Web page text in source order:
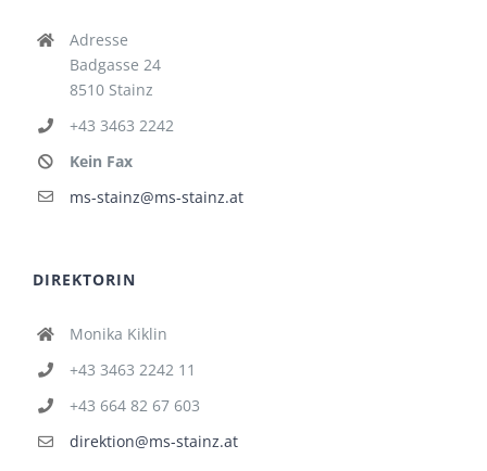
Adresse
Badgasse 24
8510 Stainz
+43 3463 2242
Kein Fax
ms-stainz@ms-stainz.at
DIREKTORIN
Monika Kiklin
+43 3463 2242 11
+43 664 82 67 603
direktion@ms-stainz.at